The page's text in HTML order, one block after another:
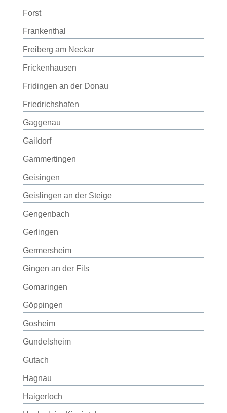
Forst
Frankenthal
Freiberg am Neckar
Frickenhausen
Fridingen an der Donau
Friedrichshafen
Gaggenau
Gaildorf
Gammertingen
Geisingen
Geislingen an der Steige
Gengenbach
Gerlingen
Germersheim
Gingen an der Fils
Gomaringen
Göppingen
Gosheim
Gundelsheim
Gutach
Hagnau
Haigerloch